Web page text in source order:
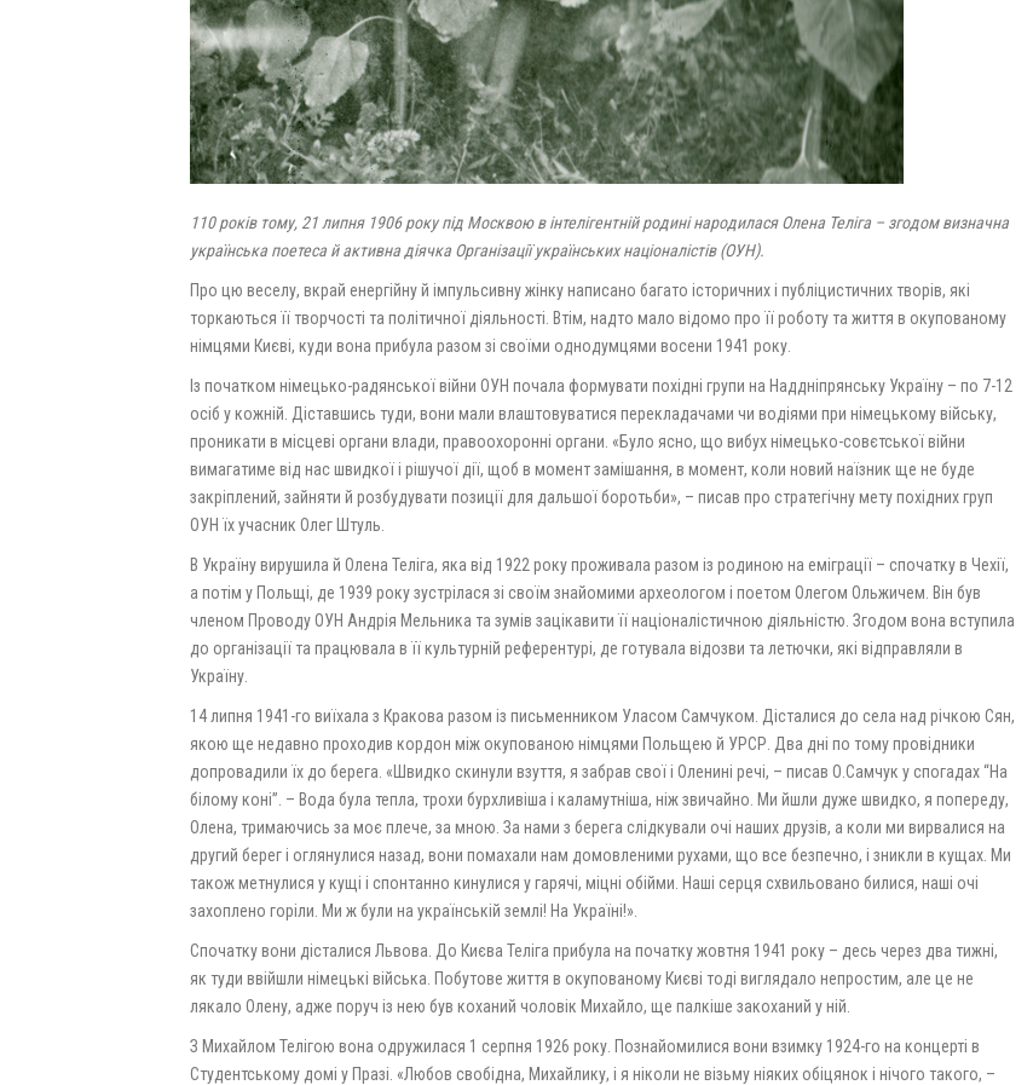
110 років тому, 21 липня 1906 року під Москвою в інтелігентній родині народилася Олена Теліга – згодом визначна
українська поетеса й активна діячка Організації українських націоналістів (ОУН).
Про цю веселу, вкрай енергійну й імпульсивну жінку написано багато історичних і публіцистичних творів, які
торкаються її творчості та політичної діяльності. Втім, надто мало відомо про її роботу та життя в окупованому
німцями Києві, куди вона прибула разом зі своїми однодумцями восени 1941 року.
Із початком німецько-радянської війни ОУН почала формувати похідні групи на Наддніпрянську Україну – по 7-12
осіб у кожній. Діставшись туди, вони мали влаштовуватися перекладачами чи водіями при німецькому війську,
проникати в місцеві органи влади, правоохоронні органи. «Було ясно, що вибух німецько-совєтської війни
вимагатиме від нас швидкої і рішучої дії, щоб в момент замішання, в момент, коли новий наїзник ще не буде
закріплений, зайняти й розбудувати позиції для дальшої боротьби», – писав про стратегічну мету похідних груп
ОУН їх учасник Олег Штуль.
В Україну вирушила й Олена Теліга, яка від 1922 року проживала разом із родиною на еміграції – спочатку в Чехії,
а потім у Польщі, де 1939 року зустрілася зі своїм знайомими археологом і поетом Олегом Ольжичем. Він був
членом Проводу ОУН Андрія Мельника та зумів зацікавити її націоналістичною діяльністю. Згодом вона вступила
до організації та працювала в її культурній референтурі, де готувала відозви та летючки, які відправляли в
Україну.
14 липня 1941-го виїхала з Кракова разом із письменником Уласом Самчуком. Дісталися до села над річкою Сян,
якою ще недавно проходив кордон між окупованою німцями Польщею й УРСР. Два дні по тому провідники
допровадили їх до берега. «Швидко скинули взуття, я забрав свої і Оленині речі, – писав О.Самчук у спогадах “На
білому коні”. – Вода була тепла, трохи бурхливіша і каламутніша, ніж звичайно. Ми йшли дуже швидко, я попереду,
Олена, тримаючись за моє плече, за мною. За нами з берега слідкували очі наших друзів, а коли ми вирвалися на
другий берег і оглянулися назад, вони помахали нам домовленими рухами, що все безпечно, і зникли в кущах. Ми
також метнулися у кущі і спонтанно кинулися у гарячі, міцні обійми. Наші серця схвильовано билися, наші очі
захоплено горіли. Ми ж були на українській землі! На Україні!».
Спочатку вони дісталися Львова. До Києва Теліга прибула на початку жовтня 1941 року – десь через два тижні,
як туди ввійшли німецькі війська. Побутове життя в окупованому Києві тоді виглядало непростим, але це не
лякало Олену, адже поруч із нею був коханий чоловік Михайло, ще палкіше закоханий у ній.
З Михайлом Телігою вона одружилася 1 серпня 1926 року. Познайомилися вони взимку 1924-го на концерті в
Студентському домі у Празі. «Любов свобідна, Михайлику, і я ніколи не візьму ніяких обіцянок і нічого такого, –